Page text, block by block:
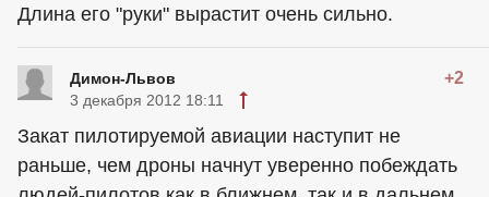
Длина его "руки" вырастит очень сильно.
Димон-Львов +2
3 декабря 2012 18:11
Закат пилотируемой авиации наступит не
раньше, чем дроны начнут уверенно побеждать